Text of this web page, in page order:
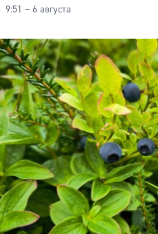
9:51 – 6 августа